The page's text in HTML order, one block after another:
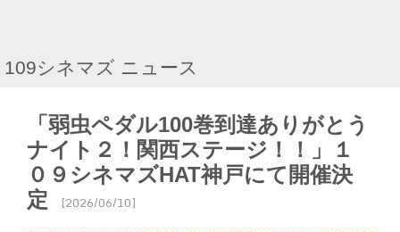
109シネマズ ニュース
「弱虫ペダル100巻到達ありがとう
ナイト２！関西ステージ！！」１
０９シネマズHAT神戸にて開催決
定
[2026/06/10]